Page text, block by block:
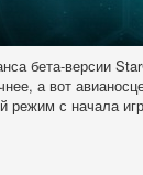
бета-версии
а вот
с начала